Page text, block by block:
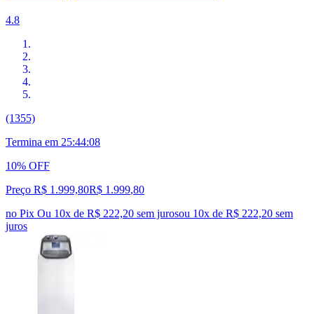
4.8
(1355)
Termina em 25:44:07
10% OFF
Preço R$ 1.999,80R$ 1.999,80
no Pix Ou 10x de R$ 222,20 sem jurosou 10x de R$ 222,20 sem
juros